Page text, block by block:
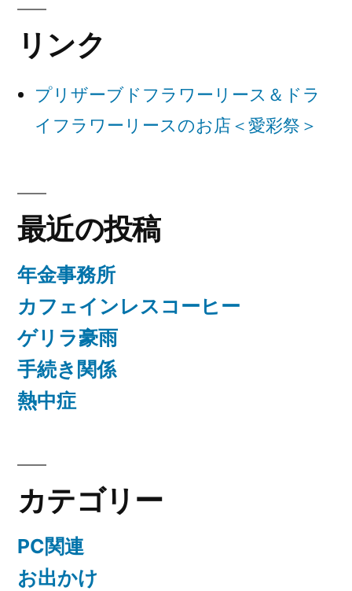
ー
シ
ョ
リンク
プリザーブドフラワーリース＆ドラ
イフラワーリースのお店＜愛彩祭＞
最近の投稿
年金事務所
カフェインレスコーヒー
ゲリラ豪雨
手続き関係
熱中症
カテゴリー
PC関連
お出かけ